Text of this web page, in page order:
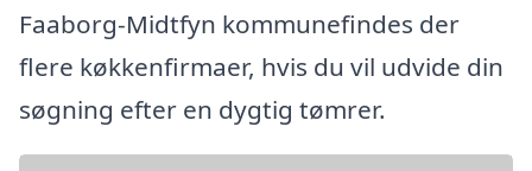
Faaborg-Midtfyn kommunefindes der
flere køkkenfirmaer, hvis du vil udvide din
søgning efter en dygtig tømrer.